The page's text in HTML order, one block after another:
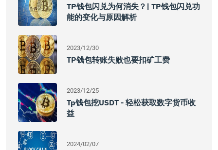
TP钱包闪兑为何消失？| TP钱包闪兑功
能的变化与原因解析
2023/12/30
TP钱包转账失败也要扣矿工费
2023/12/25
Tp钱包挖USDT - 轻松获取数字货币收
益
2024/02/07